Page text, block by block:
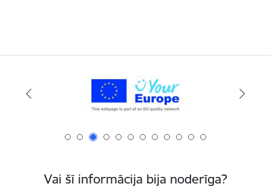
Vai šī informācija bija noderīga?